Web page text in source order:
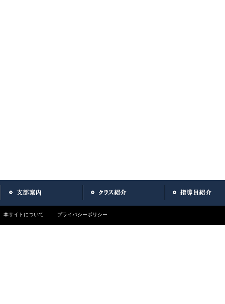
本サイトについて プライバシーポリシー